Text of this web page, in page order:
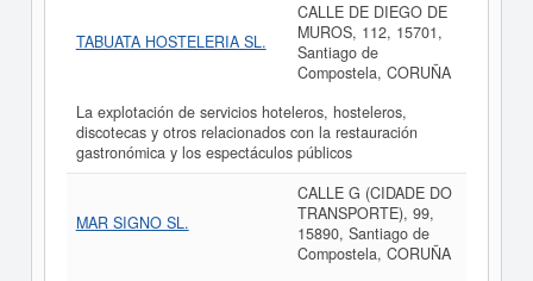
TABUATA HOSTELERIA SL.
CALLE DE DIEGO DE
MUROS, 112, 15701,
Santiago de
Compostela, CORUÑA
La explotación de servicios hoteleros, hosteleros,
discotecas y otros relacionados con la restauración
gastronómica y los espectáculos públicos
MAR SIGNO SL.
CALLE G (CIDADE DO
TRANSPORTE), 99,
15890, Santiago de
Compostela, CORUÑA